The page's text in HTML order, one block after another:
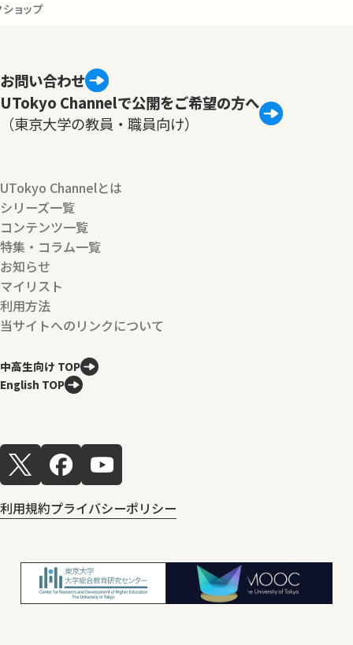
ョップ
お問い合わせ
UTokyo Channelで公開をご希望の方へ
（東京大学の教員・職員向け）
UTokyo Channelとは
シリーズ一覧
コンテンツ一覧
特集・コラム一覧
お知らせ
マイリスト
利用方法
当サイトへのリンクについて
中高生向け TOP
English TOP
利用規約プライバシーポリシー